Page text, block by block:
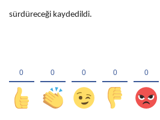
sürdüreceği kaydedildi.